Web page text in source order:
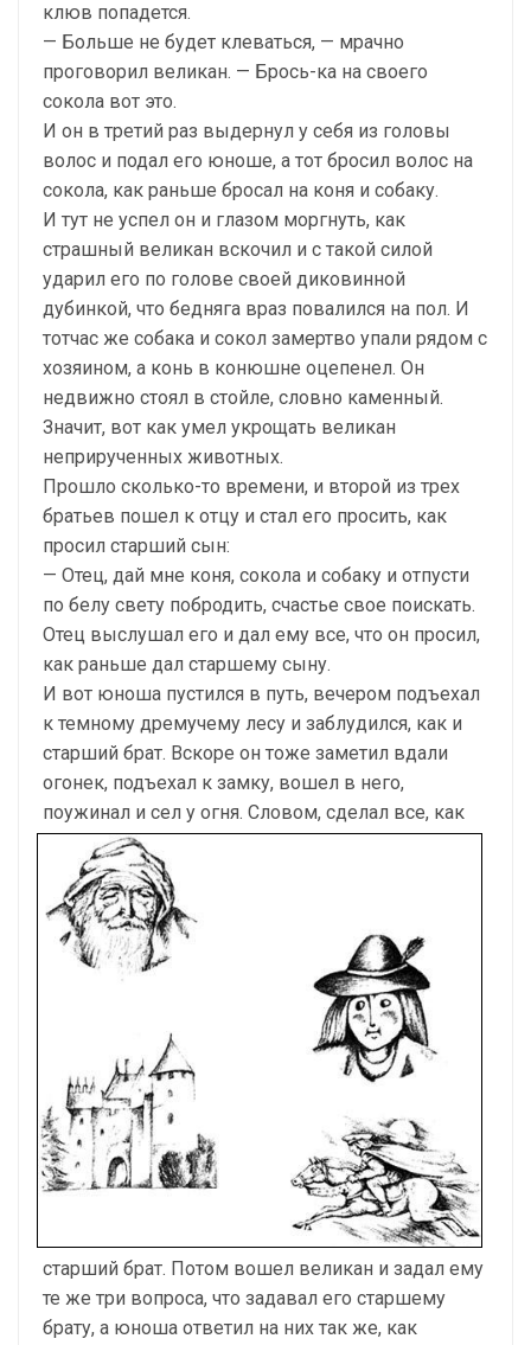
клюв попадется.
— Больше не будет клеваться, — мрачно
проговорил великан. — Брось-ка на своего
сокола вот это.
И он в третий раз выдернул у себя из головы
волос и подал его юноше, а тот бросил волос на
сокола, как раньше бросал на коня и собаку.
И тут не успел он и глазом моргнуть, как
страшный великан вскочил и с такой силой
ударил его по голове своей диковинной
дубинкой, что бедняга враз повалился на пол. И
тотчас же собака и сокол замертво упали рядом с
хозяином, а конь в конюшне оцепенел. Он
недвижно стоял в стойле, словно каменный.
Значит, вот как умел укрощать великан
неприрученных животных.
Прошло сколько-то времени, и второй из трех
братьев пошел к отцу и стал его просить, как
просил старший сын:
— Отец, дай мне коня, сокола и собаку и отпусти
по белу свету побродить, счастье свое поискать.
Отец выслушал его и дал ему все, что он просил,
как раньше дал старшему сыну.
И вот юноша пустился в путь, вечером подъехал
к темному дремучему лесу и заблудился, как и
старший брат. Вскоре он тоже заметил вдали
огонек, подъехал к замку, вошел в него,
поужинал и сел у огня. Словом, сделал все, как
старший брат. Потом вошел великан и задал ему
те же три вопроса, что задавал его старшему
брату, а юноша ответил на них так же, как